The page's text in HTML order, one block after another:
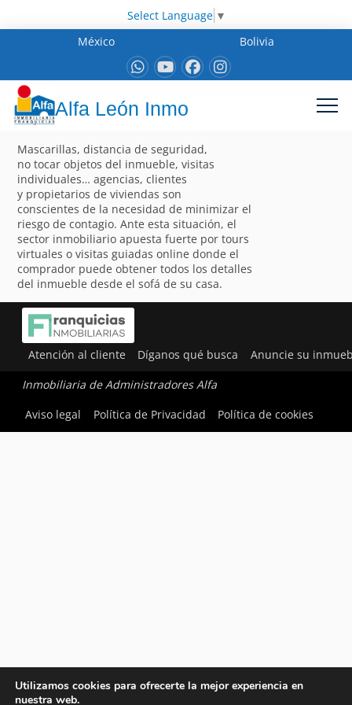
Select Language ▼
México
Bolivia
Alfa León Inmo
Mascarillas, distancia de seguridad,
no tocar objetos del inmueble, visitas
individuales… agencias, clientes
y propietarios de viviendas son
conscientes de la necesidad de minimizar el
riesgo de contagio. Ante esta situación, el
sector inmobiliario apuesta fuerte por tours
virtuales o visitas guiadas online donde el
comprador puede obtener todos los detalles
del inmueble desde el sofá de su casa.
Atención al cliente Díganos qué busca Anuncie su
Inmobiliaria de Administradores Alfa
Aviso legal
Política de Privacidad Política de cookies
Utilizamos cookies para ofrecerte la mejor experiencia en
nuestra web.